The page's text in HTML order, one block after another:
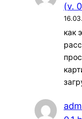
(v.
как